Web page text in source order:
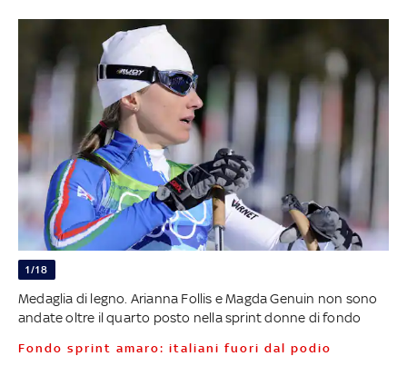
1/18
Medaglia di legno. Arianna Follis e Magda Genuin non sono
andate oltre il quarto posto nella sprint donne di fondo
Fondo sprint amaro: italiani fuori dal podio